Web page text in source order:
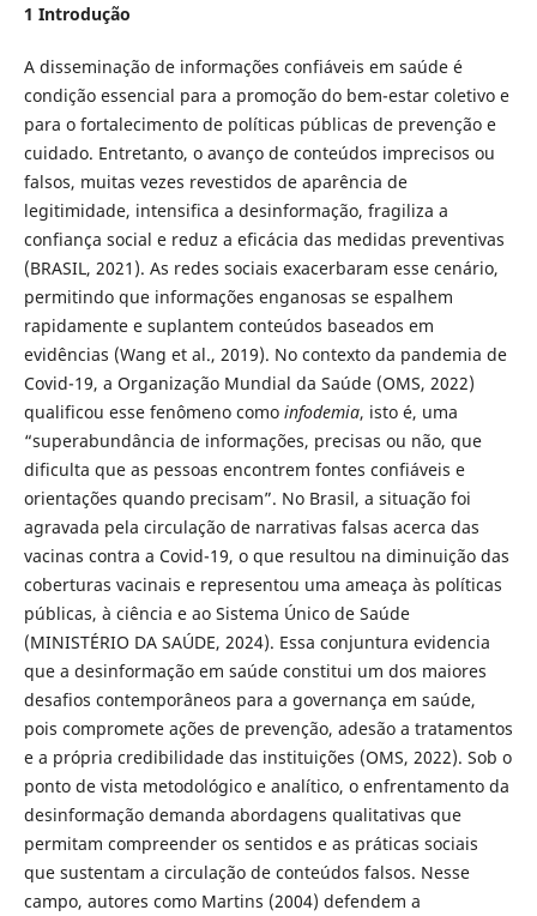
1 Introdução
A disseminação de informações confiáveis em saúde é
condição essencial para a promoção do bem-estar coletivo e
para o fortalecimento de políticas públicas de prevenção e
cuidado. Entretanto, o avanço de conteúdos imprecisos ou
falsos, muitas vezes revestidos de aparência de
legitimidade, intensifica a desinformação, fragiliza a
confiança social e reduz a eficácia das medidas preventivas
(BRASIL, 2021). As redes sociais exacerbaram esse cenário,
permitindo que informações enganosas se espalhem
rapidamente e suplantem conteúdos baseados em
evidências (Wang et al., 2019). No contexto da pandemia de
Covid-19, a Organização Mundial da Saúde (OMS, 2022)
qualificou esse fenômeno como infodemia, isto é, uma
“superabundância de informações, precisas ou não, que
dificulta que as pessoas encontrem fontes confiáveis e
orientações quando precisam”. No Brasil, a situação foi
agravada pela circulação de narrativas falsas acerca das
vacinas contra a Covid-19, o que resultou na diminuição das
coberturas vacinais e representou uma ameaça às políticas
públicas, à ciência e ao Sistema Único de Saúde
(MINISTÉRIO DA SAÚDE, 2024). Essa conjuntura evidencia
que a desinformação em saúde constitui um dos maiores
desafios contemporâneos para a governança em saúde,
pois compromete ações de prevenção, adesão a tratamentos
e a própria credibilidade das instituições (OMS, 2022). Sob o
ponto de vista metodológico e analítico, o enfrentamento da
desinformação demanda abordagens qualitativas que
permitam compreender os sentidos e as práticas sociais
que sustentam a circulação de conteúdos falsos. Nesse
campo, autores como Martins (2004) defendem a